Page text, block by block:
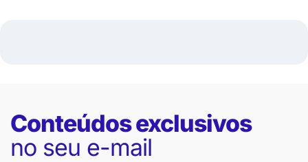
Conteúdos exclusivos
no seu e-mail